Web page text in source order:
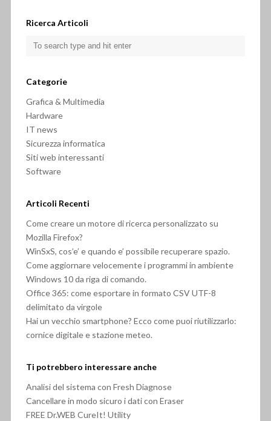
Ricerca Articoli
Categorie
Grafica & Multimedia
Hardware
IT news
Sicurezza informatica
Siti web interessanti
Software
Articoli Recenti
Come creare un motore di ricerca personalizzato su
Mozilla Firefox?
WinSxS, cos’e’ e quando e’ possibile recuperare spazio.
Come aggiornare velocemente i programmi in ambiente
Windows 10 da riga di comando.
Office 365: come esportare in formato CSV UTF-8
delimitato da virgole
Hai un vecchio smartphone? Ecco come puoi riutilizzarlo:
cornice digitale e stazione meteo.
Ti potrebbero interessare anche
Analisi del sistema con Fresh Diagnose
Cancellare in modo sicuro i dati con Eraser
FREE Dr.WEB CureIt! Utility